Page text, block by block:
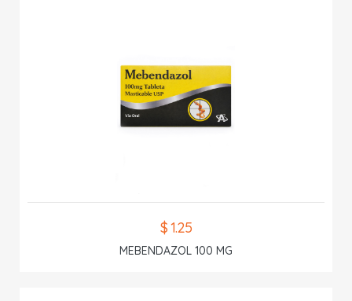
$ 1.25
MEBENDAZOL 100 MG